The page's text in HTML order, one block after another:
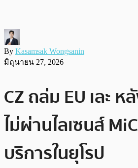
By Kasamsak Wongsanin
มิถุนายน 27, 2026
CZ ถล่ม EU เละ ห
ไม่ผ่านไลเซนส์
บริการในยุโรป